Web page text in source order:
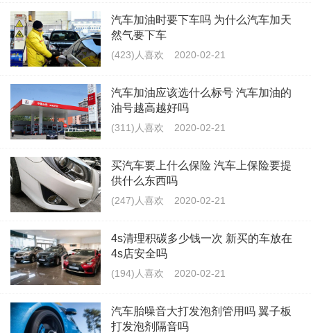
汽车加油时要下车吗 为什么汽车加天
然气要下车
(423)人喜欢 2020-02-21
汽车加油应该选什么标号 汽车加油的
油号越高越好吗
(311)人喜欢 2020-02-21
买汽车要上什么保险 汽车上保险要提
供什么东西吗
(247)人喜欢 2020-02-21
4s清理积碳多少钱一次 新买的车放在
4s店安全吗
(194)人喜欢 2020-02-21
汽车胎噪音大打发泡剂管用吗 翼子板
打发泡剂隔音吗